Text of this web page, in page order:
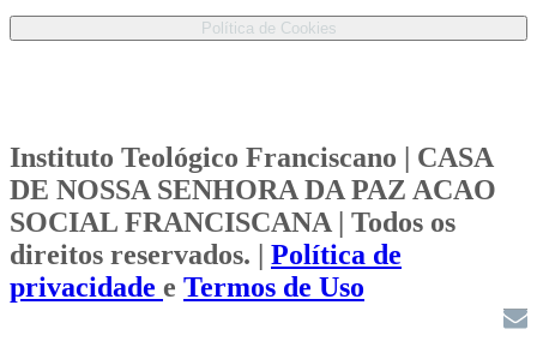
Política de Cookies
Instituto Teológico Franciscano | CASA
DE NOSSA SENHORA DA PAZ ACAO
SOCIAL FRANCISCANA | Todos os
direitos reservados. | Política de
privacidade e Termos de Uso